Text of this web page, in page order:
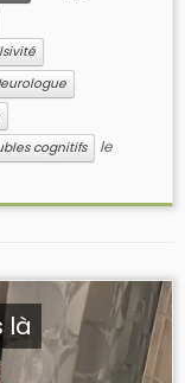
cognitifs
le
là